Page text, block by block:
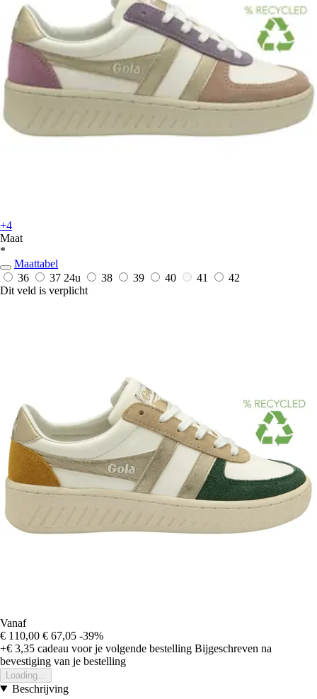
+4
Maat
*
Maattabel
36
37 24u 38 39 40 41
42
Dit veld is verplicht
Vanaf
€ 110,00 € 67,05 -39%
+€ 3,35 cadeau voor je volgende bestelling Bijgeschreven na
bevestiging van je bestelling
Loading...
Beschrijving